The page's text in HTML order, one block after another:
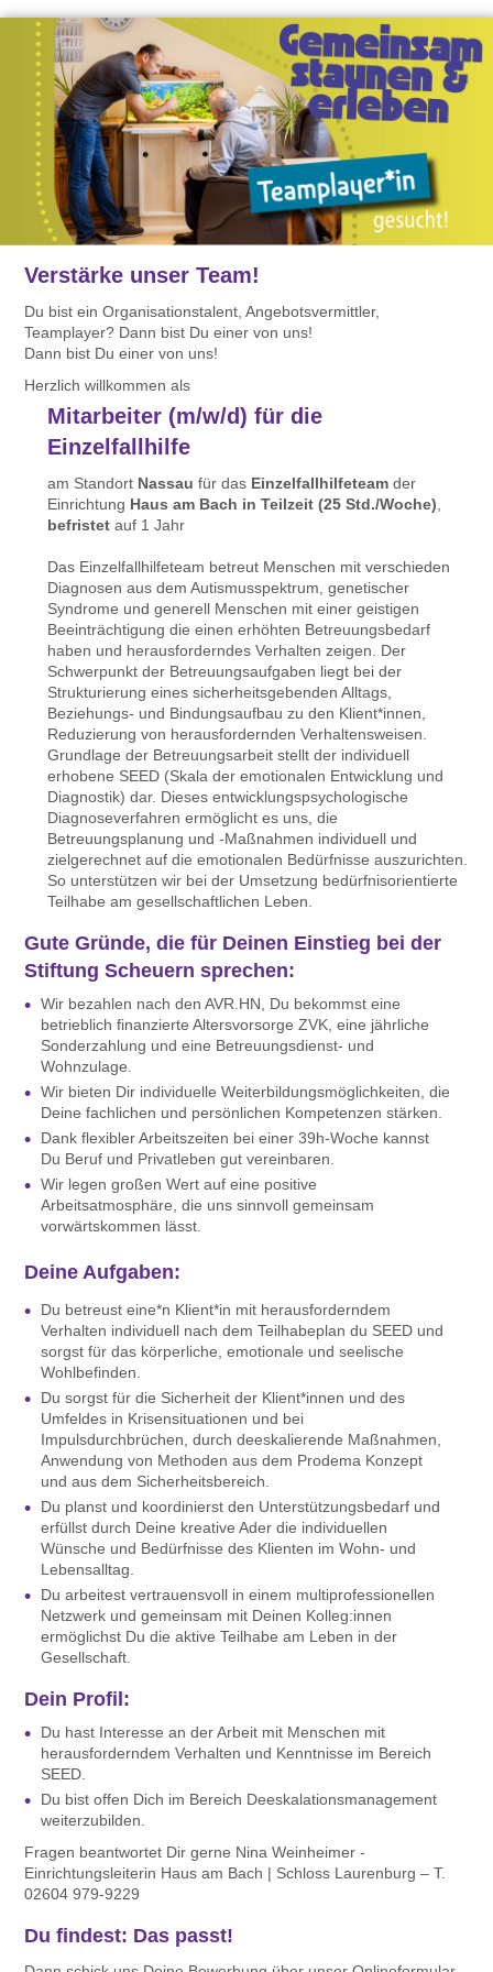
Verstärke unser Team!
Du bist ein Organisationstalent, Angebotsvermittler,
Teamplayer? Dann bist Du einer von uns!
Dann bist Du einer von uns!
Herzlich willkommen als
Mitarbeiter (m/w/d) für die
Einzelfallhilfe
am Standort Nassau für das Einzelfallhilfeteam der
Einrichtung Haus am Bach in Teilzeit (25 Std./Woche)
befristet auf 1 Jahr
Das Einzelfallhilfeteam betreut Menschen mit verschieden
Diagnosen aus dem Autismusspektrum, genetischer
Syndrome und generell Menschen mit einer geistigen
Beeinträchtigung die einen erhöhten Betreuungsbedarf
haben und herausforderndes Verhalten zeigen. Der
Schwerpunkt der Betreuungsaufgaben liegt bei der
Strukturierung eines sicherheitsgebenden Alltags,
Beziehungs- und Bindungsaufbau zu den Klient*innen,
Reduzierung von herausfordernden Verhaltensweisen.
Grundlage der Betreuungsarbeit stellt der individuell
erhobene SEED (Skala der emotionalen Entwicklung und
Diagnostik) dar. Dieses entwicklungspsychologische
Diagnoseverfahren ermöglicht es uns, die
Betreuungsplanung und -Maßnahmen individuell und
zielgerechnet auf die emotionalen Bedürfnisse auszurichten.
So unterstützen wir bei der Umsetzung bedürfnisorientierte
Teilhabe am gesellschaftlichen Leben.
Gute Gründe, die für Deinen Einstieg bei der
Stiftung Scheuern sprechen:
Wir bezahlen nach den AVR.HN, Du bekommst eine
betrieblich finanzierte Altersvorsorge ZVK, eine jährliche
Sonderzahlung und eine Betreuungsdienst- und
Wohnzulage.
Wir bieten Dir individuelle Weiterbildungsmöglichkeiten, die
Deine fachlichen und persönlichen Kompetenzen stärken.
Dank flexibler Arbeitszeiten bei einer 39h-Woche kannst
Du Beruf und Privatleben gut vereinbaren.
Wir legen großen Wert auf eine positive
Arbeitsatmosphäre, die uns sinnvoll gemeinsam
vorwärtskommen lässt.
Deine Aufgaben:
Du betreust eine*n Klient*in mit herausforderndem
Verhalten individuell nach dem Teilhabeplan du SEED und
sorgst für das körperliche, emotionale und seelische
Wohlbefinden.
Du sorgst für die Sicherheit der Klient*innen und des
Umfeldes in Krisensituationen und bei
Impulsdurchbrüchen, durch deeskalierende Maßnahmen,
Anwendung von Methoden aus dem Prodema Konzept
und aus dem Sicherheitsbereich.
Du planst und koordinierst den Unterstützungsbedarf und
erfüllst durch Deine kreative Ader die individuellen
Wünsche und Bedürfnisse des Klienten im Wohn- und
Lebensalltag.
Du arbeitest vertrauensvoll in einem multiprofessionellen
Netzwerk und gemeinsam mit Deinen Kolleg:innen
ermöglichst Du die aktive Teilhabe am Leben in der
Gesellschaft.
Dein Profil:
Du hast Interesse an der Arbeit mit Menschen mit
herausforderndem Verhalten und Kenntnisse im Bereich
SEED.
Du bist offen Dich im Bereich Deeskalationsmanagement
weiterzubilden.
Fragen beantwortet Dir gerne Nina Weinheimer -
Einrichtungsleiterin Haus am Bach | Schloss Laurenburg – T.
02604 979-9229
Du findest: Das passt!